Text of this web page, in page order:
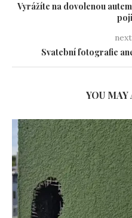
Vyrážíte na dovolenou
Svatební fotografie
YOU